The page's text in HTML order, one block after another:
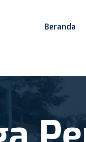
Beranda